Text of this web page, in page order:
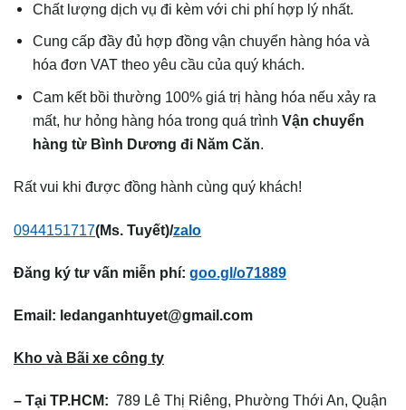
Chất lượng dịch vụ đi kèm với chi phí hợp lý nhất.
Cung cấp đầy đủ hợp đồng vận chuyển hàng hóa và
hóa đơn VAT theo yêu cầu của quý khách.
Cam kết bồi thường 100% giá trị hàng hóa nếu xảy ra
mất, hư hỏng hàng hóa trong quá trìnhVận chuyển
hàng từ Bình Dương đi Năm Căn.
Rất vui khi được đồng hành cùng quý khách!
0944151717(Ms. Tuyết)/zalo
Đăng ký tư vấn miễn phí: goo.gl/o71889
Email: ledanganhtuyet@gmail.com
Kho và Bãi xe công ty
– Tại TP.HCM: 789 Lê Thị Riêng, Phường Thới An, Quận